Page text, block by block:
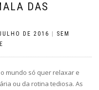
DAS
DE 2016
SEM
mundo só quer relaxar e
ou da rotina tediosa. As